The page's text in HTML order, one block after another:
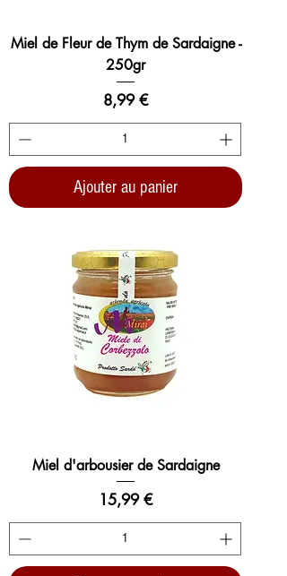
Miel de Fleur de Thym de Sardaigne -
250gr
Prix
8,99 €
Ajouter au panier
Miel d'arbousier de Sardaigne
Prix
15,99 €